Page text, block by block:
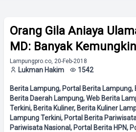
Orang Gila Aniaya
MD: Banyak
Lampungpro.co, 20-Feb-2018
Lukman Hakim 1542
Berita Lampung, Portal Berita Lampung,
Berita Daerah Lampung, Web Berita
Terkini, Berita Kuliner, Berita Kuliner
Lampung Terkini, Portal Berita
Pariwisata Nasional, Portal Berita HPN,